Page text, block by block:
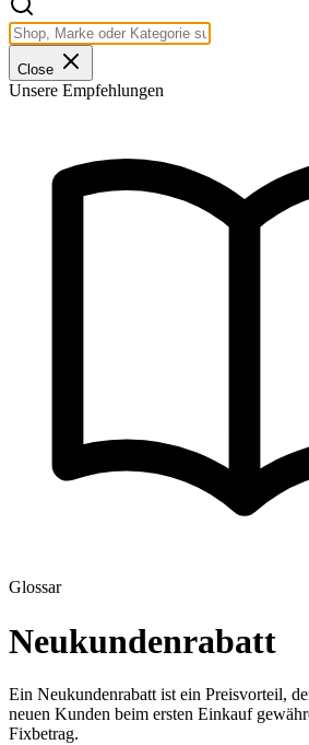
Close
Unsere Empfehlungen
Glossar
Neukundenrabatt
Ein Neukundenrabatt ist ein Preisvorteil,
neuen Kunden beim ersten Einkauf
Fixbetrag.